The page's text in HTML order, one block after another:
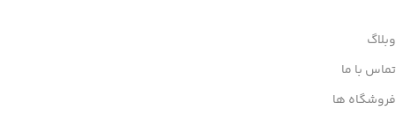
وبلاگ
تماس با ما
فروشگاه ها